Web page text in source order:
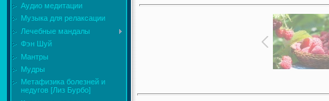
Аудио медитации
Музыка для релаксации
Лечебные мандалы
Фэн Шуй
Мантры
Мудры
Mетафизика болезней и
недугов [Лиз Бурбо]